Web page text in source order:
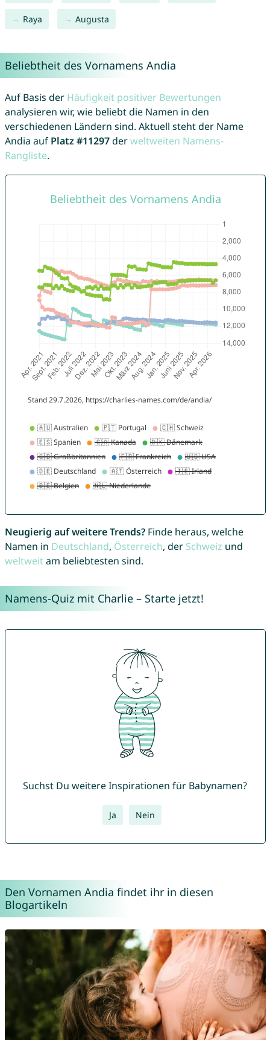
Raya Augusta
Beliebtheit des Vornamens Andia
Auf Basis der Häufigkeit positiver Bewertungen
analysieren wir, wie beliebt die Namen in den
verschiedenen Ländern sind. Aktuell steht der Name
Andia auf Platz #11297derweltweiten Namens-
Rangliste.
Neugierig auf weitere Trends?Finde heraus, welche
Namen in Deutschland, Österreich, der Schweiz und
weltweitam beliebtesten sind.
Namens-Quiz mit Charlie – Starte jetzt!
Suchst Du weitere Inspirationen für Babynamen?
Ja Nein
Den Vornamen Andia findet ihr in diesen
Blogartikeln